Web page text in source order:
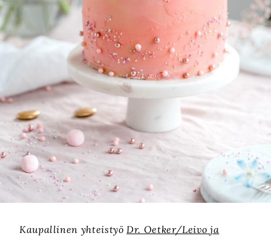
Kaupallinen yhteistyö Dr. Oetker/Leivo ja